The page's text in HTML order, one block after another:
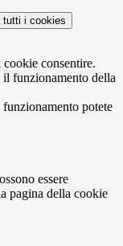
tutti i cookies
cookie consentire.
il funzionamento della
potete
essere
pagina della cookie